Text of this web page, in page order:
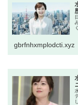
gbrfnhxmplodcti.xyz